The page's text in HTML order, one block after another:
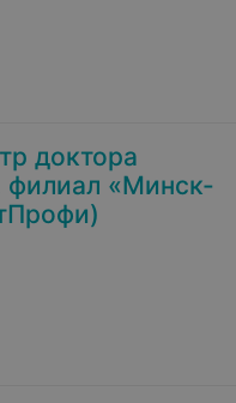
доктора
филиал «Минск-